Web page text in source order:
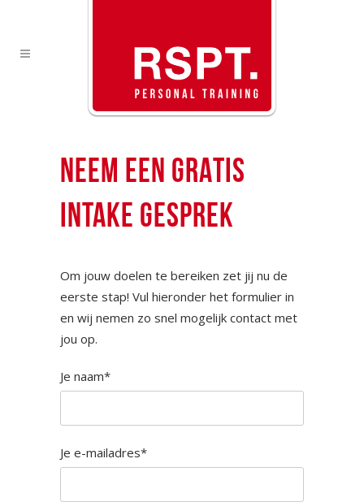
NEEM EEN GRATIS
INTAKE GESPREK
Om jouw doelen te bereiken zet jij nu de
eerste stap! Vul hieronder het formulier in
en wij nemen zo snel mogelijk contact met
jou op.
Je naam*
Je e-mailadres*